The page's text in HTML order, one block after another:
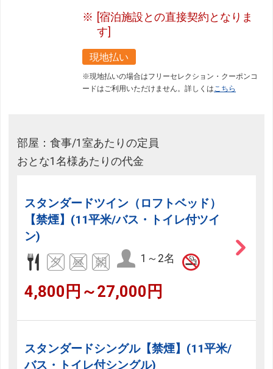
[宿泊施設との直接契約となりま
す]
現地払い
※現地払いの場合はフリーセレクション・クーポンコ
ードはご利用いただけません。詳しくはこちら
部屋：食事/1室あたりの定員
おとな1名様あたりの代金
スタンダードツイン（ロフトベッド）
【禁煙】(11平米/バス・トイレ付ツイ
ン)
1～2名
4,800円～27,000円
スタンダードシングル【禁煙】(11平米/
バス・トイレ付シングル)